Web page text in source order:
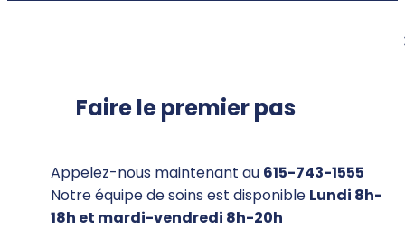
Faire le premier pas
Appelez-nous maintenant au 615-743-1555
Notre équipe de soins est disponible Lundi 8h-
18h et mardi-vendredi 8h-20h